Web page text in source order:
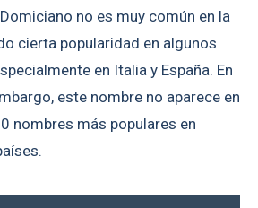
no es muy común en la
cierta popularidad en algunos
en Italia y España. En
este nombre no aparece en
nombres más populares en